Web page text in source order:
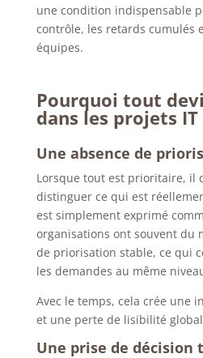
une condition indispensable
contrôle, les retards cumulés
équipes.
Pourquoi tout
dans les projets IT
Une absence de
Lorsque tout est prioritaire, il
distinguer ce qui est
est simplement exprimé
organisations ont souvent du
de priorisation stable, ce qui
les demandes au même
Avec le temps, cela crée une
et une perte de lisibilité
Une prise de décision